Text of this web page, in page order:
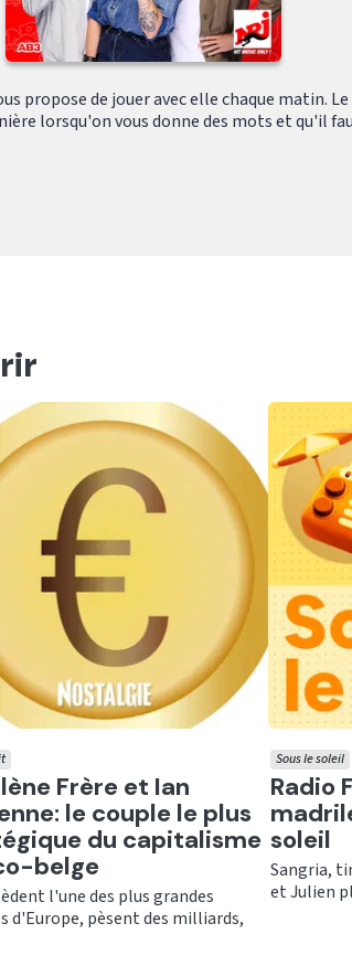
propose de jouer avec elle chaque matin.
lorsqu'on vous donne des mots et qu'il
Frère et Ian
le couple le plus
du capitalisme
belge
l'une des plus grandes
d'Europe, pèsent des milliards,
Radio
soleil
Sous le soleil
Sangria,
et Julien